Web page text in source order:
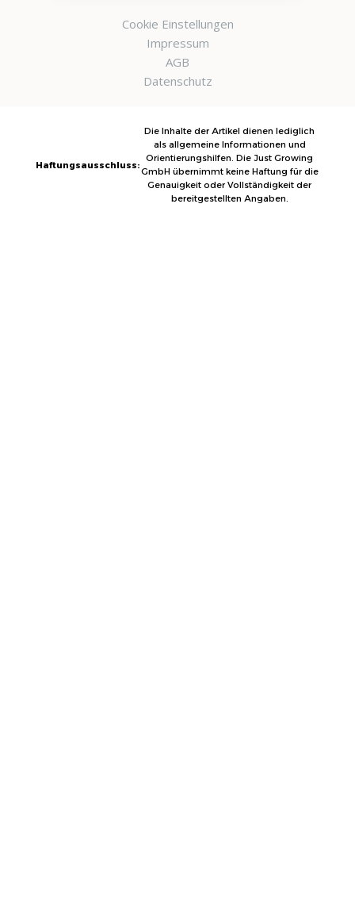
Cookie Einstellungen
Impressum
AGB
Datenschutz
Haftungsausschluss:
Die Inhalte der Artikel dienen lediglich
als allgemeine Informationen und
Orientierungshilfen. Die Just Growing
GmbH übernimmt keine Haftung für die
Genauigkeit oder Vollständigkeit der
bereitgestellten Angaben.